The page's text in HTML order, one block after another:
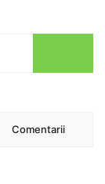
Comentarii